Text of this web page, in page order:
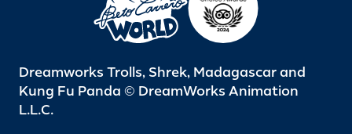
Dreamworks Trolls, Shrek, Madagascar and
Kung Fu Panda © DreamWorks Animation
L.L.C.